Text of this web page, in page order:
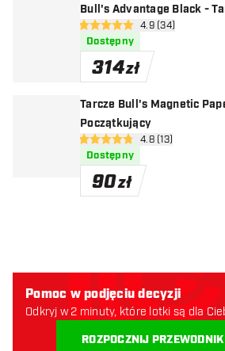
Bull's Advantage Black -
otwórz panel
4.9 gwiazdki oceny
4.9 (34)
Dostępny
314zł
Tarcze Bull's Magnetic Paper Gabinet
Początkujący
otwórz panel
4.8 gwiazdki oceny
4.8 (13)
Dostępny
90zł
Pomoc w podjęciu decyzji
Odkryj w 2 minuty, które lotki są dla
ROZPOCZNIJ